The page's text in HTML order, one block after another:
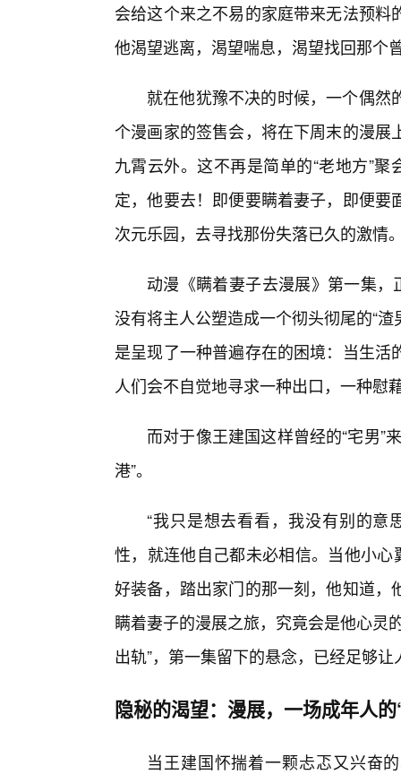
会给这个来之不易的家庭带来无法预
他渴望逃离，渴望喘息，渴望找回那个
就在他犹豫不决的时候，一个偶
个漫画家的签售会，将在下周末的漫
九霄云外。这不再是简单的“老地方”
定，他要去！即便要瞒着妻子，即便
次元乐园，去寻找那份失落已久的激情
动漫《瞒着妻子去漫展》第一集，
没有将主人公塑造成一个彻头彻尾的“
是呈现了一种普遍存在的困境：当生
人们会不自觉地寻求一种出口，一种慰
而对于像王建国这样曾经的“宅男”
港”。
“我只是想去看看，我没有别的意
性，就连他自己都未必相信。当他小
好装备，踏出家门的那一刻，他知道
瞒着妻子的漫展之旅，究竟会是他心灵
出轨”，第一集留下的悬念，已经足够
隐秘的渴望：漫展，一场成年人
当王建国怀揣着一颗忐忑又兴奋